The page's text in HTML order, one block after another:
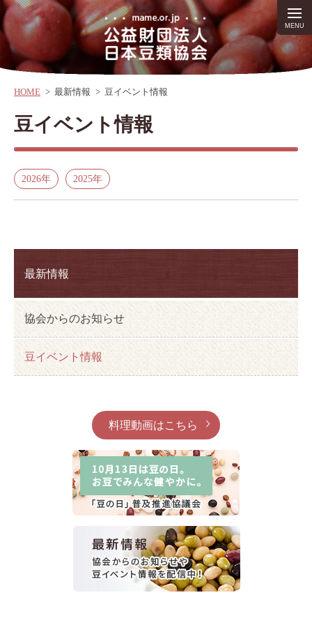
HOME > 最新情報 > 豆イベント情報
豆イベント情報
2026年 2025年
最新情報
協会からのお知らせ
豆イベント情報
料理動画はこちら